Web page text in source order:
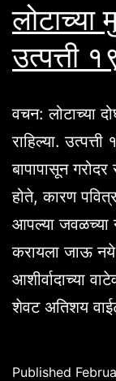
लोटाच्या
उत्पत्ती
वचन: लोटाच्या
राहिल्या.
बापापासून
होते, कारण
आपल्या जवळच्या
करायला जाऊ
आशीर्वादाच्या
शेवट अतिशय
Published